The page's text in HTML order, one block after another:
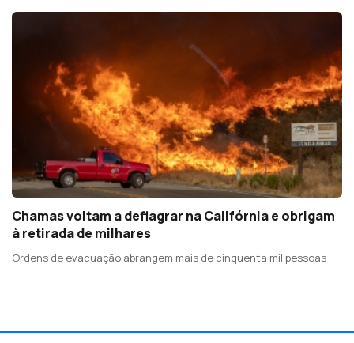
Chamas voltam a deflagrar na Califórnia e obrigam
à retirada de milhares
Ordens de evacuação abrangem mais de cinquenta mil pessoas